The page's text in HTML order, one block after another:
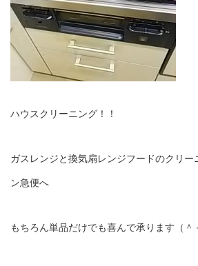
ハウスクリーニング！！
ガスレンジと換気扇レンジフードのクリ
ン急便へ
もちろん単品だけでも喜んで承ります（＾